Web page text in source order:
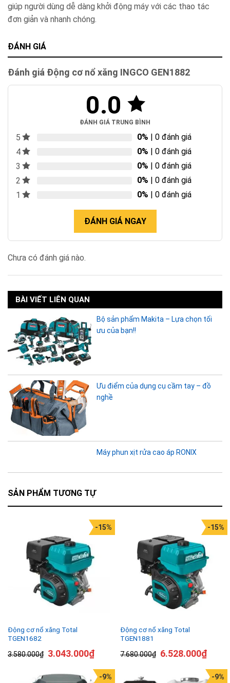
giúp người dùng dễ dàng khởi động máy với các thao tác
đơn giản và nhanh chóng.
ĐÁNH GIÁ
Đánh giá Động cơ nổ xăng INGCO GEN1882
0.0
ĐÁNH GIÁ TRUNG BÌNH
5 0% | 0 đánh giá
4
0% | 0 đánh giá
3
0% | 0 đánh giá
2
0% | 0 đánh giá
1
0% | 0 đánh giá
ĐÁNH GIÁ NGAY
Chưa có đánh giá nào.
BÀI VIẾT LIÊN QUAN
Bộ sản phẩm Makita – Lựa chọn tối
ưu của bạn!!
Ưu điểm của dụng cụ cầm tay – đồ
nghề
Máy phun xịt rửa cao áp RONIX
SẢN PHẨM TƯƠNG TỰ
Động cơ nổ xăng Total
TGEN1682
3.580.000₫
-15%
3.043.000₫
Động cơ nổ xăng Total
TGEN1881
7.680.000₫
-15%
6.528.000₫
-9% -9%